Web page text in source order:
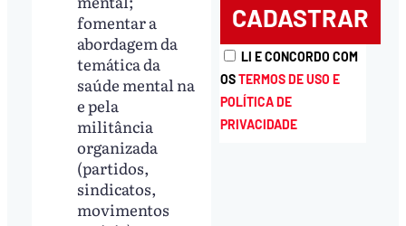
fomentar a
abordagem da
temática da
saúde mental na
e pela
militância
organizada
(partidos,
sindicatos,
movimentos
LI E CONCORDO COM
OSTERMOS DE USO E
POLÍTICA DE
PRIVACIDADE